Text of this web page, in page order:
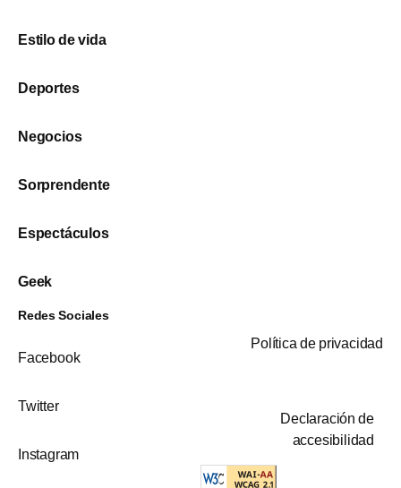
Estilo de vida
Deportes
Negocios
Sorprendente
Espectáculos
Geek
Redes Sociales
Facebook
Twitter
Instagram
Política de privacidad
Declaración de
accesibilidad